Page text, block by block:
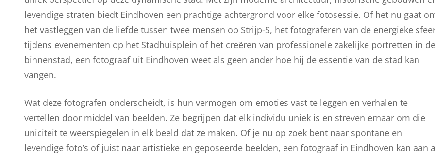
levendige straten biedt Eindhoven een prachtige achtergrond voor elke fotosessie. Of het nu gaat
het vastleggen van de liefde tussen twee mensen op Strijp-S, het fotograferen van de energieke
tijdens evenementen op het Stadhuisplein of het creëren van professionele zakelijke portretten in de
binnenstad, een fotograaf uit Eindhoven weet als geen ander hoe hij de essentie van de stad kan
vangen.
Wat deze fotografen onderscheidt, is hun vermogen om emoties vast te leggen en verhalen te
vertellen door middel van beelden. Ze begrijpen dat elk individu uniek is en streven ernaar om die
uniciteit te weerspiegelen in elk beeld dat ze maken. Of je nu op zoek bent naar spontane en
levendige foto’s of juist naar artistieke en geposeerde beelden, een fotograaf in Eindhoven kan aan